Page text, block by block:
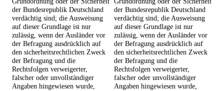
der Bundesrepublik Deutschland
verdächtig sind; die Ausweisung
auf dieser Grundlage ist nur
zulässig, wenn der Ausländer vor
der Befragung ausdrücklich auf
den sicherheitsrechtlichen Zweck
der Befragung und die
Rechtsfolgen verweigerter,
falscher oder unvollständiger
Angaben hingewiesen wurde,
der Bundesrepublik Deutschland
verdächtig sind; die Ausweisung
auf dieser Grundlage ist nur
zulässig, wenn der Ausländer vor
der Befragung ausdrücklich auf
den sicherheitsrechtlichen Zweck
der Befragung und die
Rechtsfolgen verweigerter,
falscher oder unvollständiger
Angaben hingewiesen wurde,